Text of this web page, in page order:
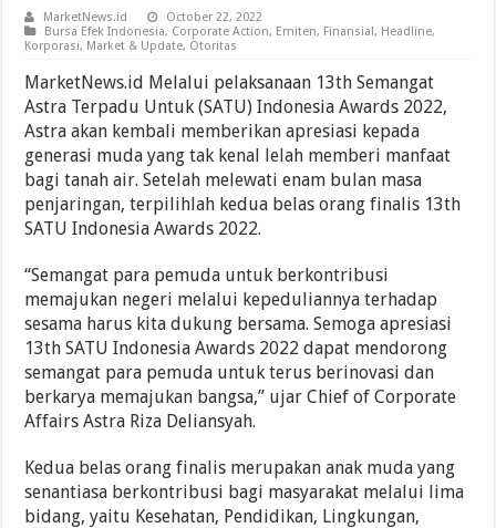
MarketNews.id
October 22, 2022
Bursa Efek Indonesia, Corporate Action, Emiten, Finansial, Headline,
Korporasi, Market & Update, Otoritas
MarketNews.id Melalui pelaksanaan 13th Semangat
Astra Terpadu Untuk (SATU) Indonesia Awards 2022,
Astra akan kembali memberikan apresiasi kepada
generasi muda yang tak kenal lelah memberi manfaat
bagi tanah air. Setelah melewati enam bulan masa
penjaringan, terpilihlah kedua belas orang finalis 13th
SATU Indonesia Awards 2022.
“Semangat para pemuda untuk berkontribusi
memajukan negeri melalui kepeduliannya terhadap
sesama harus kita dukung bersama. Semoga apresiasi
13th SATU Indonesia Awards 2022 dapat mendorong
semangat para pemuda untuk terus berinovasi dan
berkarya memajukan bangsa,” ujar Chief of Corporate
Affairs Astra Riza Deliansyah.
Kedua belas orang finalis merupakan anak muda yang
senantiasa berkontribusi bagi masyarakat melalui lima
bidang, yaitu Kesehatan, Pendidikan, Lingkungan,